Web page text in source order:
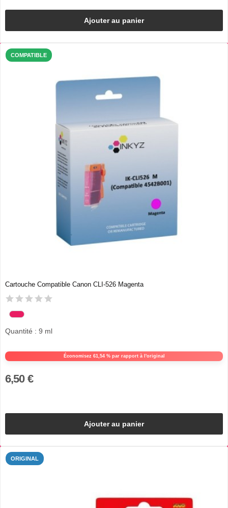
Ajouter au panier
COMPATIBLE
Cartouche Compatible Canon CLI-526 Magenta
Économisez 61,54 % par rapport à l'original
Quantité : 9 ml
6,50 €
Ajouter au panier
ORIGINAL